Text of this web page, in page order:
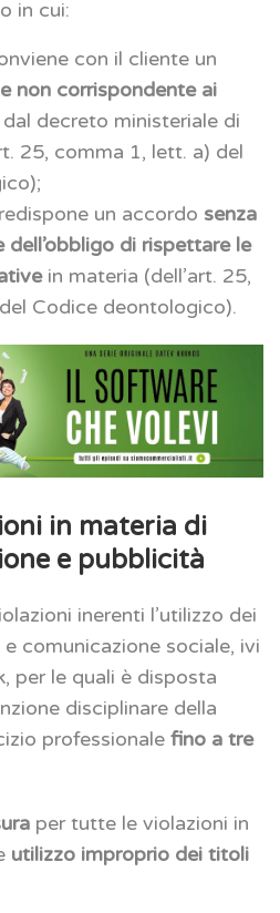
in cui:
con il cliente un
non corrispondente ai
decreto ministeriale di
25, comma 1, lett. a) del
un accordo senza
dell’obbligo di rispettare le
in materia (dell’art. 25,
Codice deontologico).
in materia di
e pubblicità
inerenti l’utilizzo dei
comunicazione sociale, ivi
per le quali è disposta
disciplinare della
professionale fino a tre
per tutte le violazioni in
utilizzo improprio dei titoli